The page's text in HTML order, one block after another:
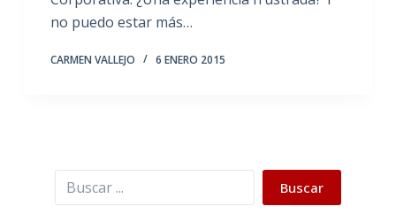
no puedo estar más…
CARMEN VALLEJO 6 ENERO 2015
Buscar Buscar